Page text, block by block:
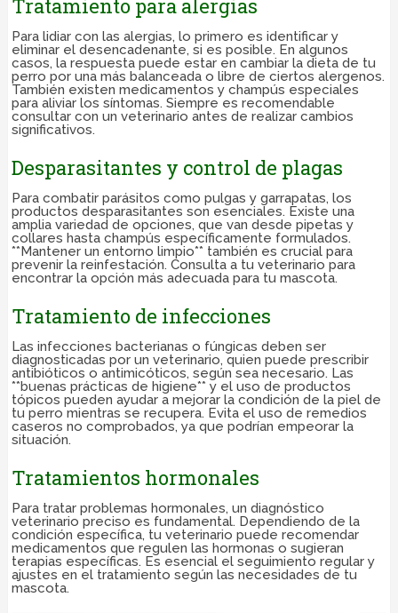
Tratamiento para alergias
Para lidiar con las alergias, lo primero es identificar y
eliminar el desencadenante, si es posible. En algunos
casos, la respuesta puede estar en cambiar la dieta de tu
perro por una más balanceada o libre de ciertos alergenos.
También existen medicamentos y champús especiales
para aliviar los síntomas. Siempre es recomendable
consultar con un veterinario antes de realizar cambios
significativos.
Desparasitantes y control de plagas
Para combatir parásitos como pulgas y garrapatas, los
productos desparasitantes son esenciales. Existe una
amplia variedad de opciones, que van desde pipetas y
collares hasta champús específicamente formulados.
**Mantener un entorno limpio** también es crucial para
prevenir la reinfestación. Consulta a tu veterinario para
encontrar la opción más adecuada para tu mascota.
Tratamiento de infecciones
Las infecciones bacterianas o fúngicas deben ser
diagnosticadas por un veterinario, quien puede prescribir
antibióticos o antimicóticos, según sea necesario. Las
**buenas prácticas de higiene** y el uso de productos
tópicos pueden ayudar a mejorar la condición de la piel de
tu perro mientras se recupera. Evita el uso de remedios
caseros no comprobados, ya que podrían empeorar la
situación.
Tratamientos hormonales
Para tratar problemas hormonales, un diagnóstico
veterinario preciso es fundamental. Dependiendo de la
condición específica, tu veterinario puede recomendar
medicamentos que regulen las hormonas o sugieran
terapias específicas. Es esencial el seguimiento regular y
ajustes en el tratamiento según las necesidades de tu
mascota.